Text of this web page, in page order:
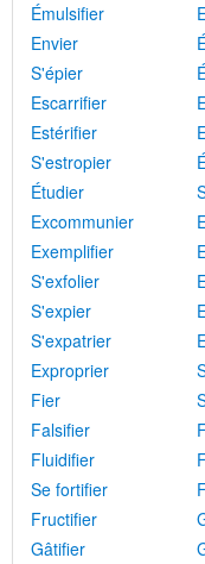
Émulsifier
Envier
S'épier
Escarrifier
Estérifier
S'estropier
Étudier
Excommunier
Exemplifier
S'exfolier
S'expier
S'expatrier
Exproprier
Fier
Falsifier
Fluidifier
Se fortifier
Fructifier
Gâtifier